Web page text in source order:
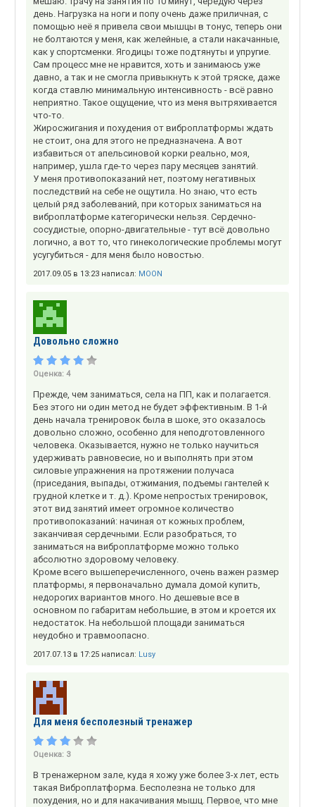
день. Нагрузка на ноги и попу очень даже приличная, с
помощью неё я привела свои мышцы в тонус, теперь они
не болтаются у меня, как желейные, а стали накачанные,
как у спортсменки. Ягодицы тоже подтянуты и упругие.
Сам процесс мне не нравится, хоть и занимаюсь уже
давно, а так и не смогла привыкнуть к этой тряске, даже
когда ставлю минимальную интенсивность - всё равно
неприятно. Такое ощущение, что из меня вытряхивается
что-то.
Жиросжигания и похудения от виброплатформы ждать
не стоит, она для этого не предназначена. А вот
избавиться от апельсиновой корки реально, моя,
например, ушла где-то через пару месяцев занятий.
У меня противопоказаний нет, поэтому негативных
последствий на себе не ощутила. Но знаю, что есть
целый ряд заболеваний, при которых заниматься на
виброплатформе категорически нельзя. Сердечно-
сосудистые, опорно-двигательные - тут всё довольно
логично, а вот то, что гинекологические проблемы могут
усугубиться - для меня было новостью.
2017.09.05 в 13:23 написал: MOON
Довольно сложно
Оценка: 4
Прежде, чем заниматься, села на ПП, как и полагается.
Без этого ни один метод не будет эффективным. В 1-й
день начала тренировок была в шоке, это оказалось
довольно сложно, особенно для неподготовленного
человека. Оказывается, нужно не только научиться
удерживать равновесие, но и выполнять при этом
силовые упражнения на протяжении получаса
(приседания, выпады, отжимания, подъемы гантелей к
грудной клетке и т. д.). Кроме непростых тренировок,
этот вид занятий имеет огромное количество
противопоказаний: начиная от кожных проблем,
заканчивая сердечными. Если разобраться, то
заниматься на виброплатформе можно только
абсолютно здоровому человеку.
Кроме всего вышеперечисленного, очень важен размер
платформы, я первоначально думала домой купить,
недорогих вариантов много. Но дешевые все в
основном по габаритам небольшие, в этом и кроется их
недостаток. На небольшой площади заниматься
неудобно и травмоопасно.
2017.07.13 в 17:25 написал: Lusy
Для меня бесполезный тренажер
Оценка: 3
В тренажерном зале, куда я хожу уже более 3-х лет, есть
такая Виброплатформа. Бесполезна не только для
похудения, но и для накачивания мышц. Первое, что мне